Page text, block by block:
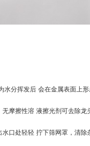
挥发后 会在金属表面上形
擦性溶 液擦光剂可去除龙
处轻轻 拧下筛网罩，清除